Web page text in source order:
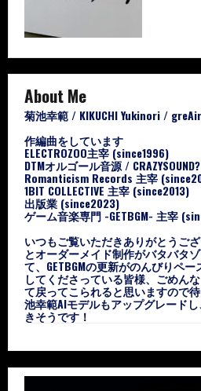
About Me
菊池幸範 / KIKUCHI Yukinori /
作編曲をしています
ELECTROZOO主宰 (since1996)
DTMオルゴール音源 /
Romanticism Records 主宰
1BIT COLLECTIVE 主宰 (since2013)
出版業 (since2023)
ゲーム音楽専門 -GETBGM- 主宰
いつもご覧いただきありがとうご
とオーダーメイド制作がバタバタ
て、GETBGMの更新がのんびりペ
してくださっている皆様、ごめん
て戻ってこられると思いますので
池幸範AIモデルもアップグレード
きそうです！